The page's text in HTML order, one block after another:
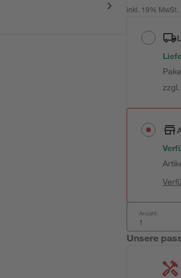
inkl. 19% MwSt.
Anzahl:
Unsere